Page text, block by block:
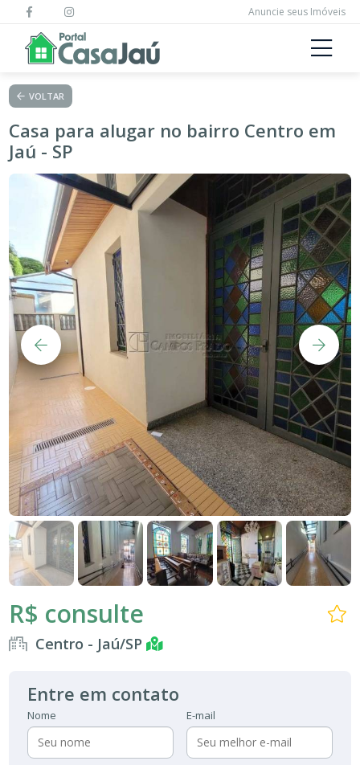
Anuncie seus Imóveis
VOLTAR
Casa para alugar no bairro Centro em
Jaú - SP
R$ consulte
Centro - Jaú/SP
Entre em contato
Nome E-mail